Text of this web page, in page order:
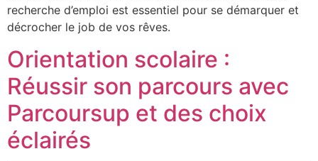
recherche d’emploi est essentiel pour se démarquer et
décrocher le job de vos rêves.
Orientation scolaire :
Réussir son parcours avec
Parcoursup et des choix
éclairés